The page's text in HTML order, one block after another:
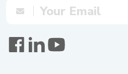
富内容，并提供闪电般的无线
中的高流量区域。 游客可透
幕，存取远远超出船班时刻表